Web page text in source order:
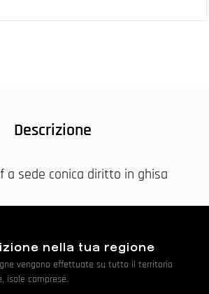
Descrizione
a sede conica diritto in ghisa
nella tua regione
vengono effettuate su tutto il territorio
isole comprese.